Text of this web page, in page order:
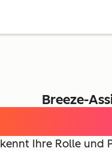
Breeze-
Ihre Rolle